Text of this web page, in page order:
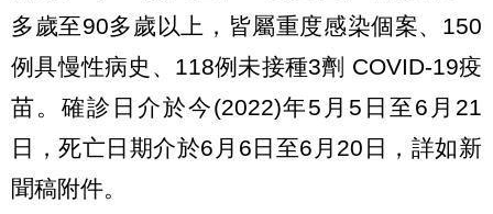
多歲至90多歲以上，皆屬重度感染個案、150
例具慢性病史、118例未接種3劑 COVID-19疫
苗。確診日介於今(2022)年5月5日至6月21
日，死亡日期介於6月6日至6月20日，詳如新
聞稿附件。